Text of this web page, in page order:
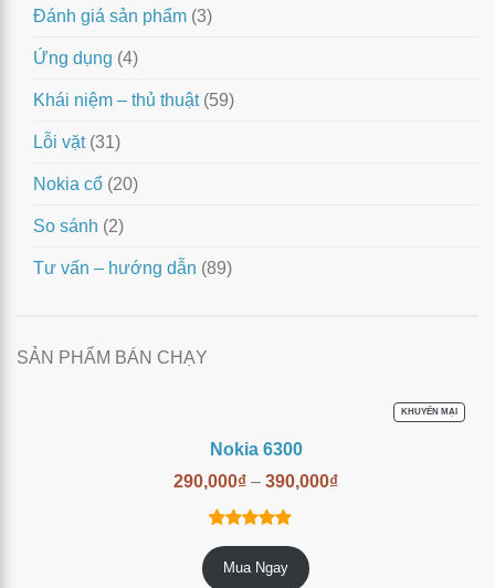
Đánh giá sản phẩm (3)
Ứng dụng (4)
Khái niệm – thủ thuật(59)
Lỗi vặt(31)
Nokia cổ (20)
So sánh (2)
Tư vấn – hướng dẫn (89)
SẢN PHẨM BÁN CHẠY
Nokia 6300
KHUYẾN MẠI SẢN
PHẨM
290,000₫ – 390,000₫
4.86trên
5 dựa trên
14
Mua Ngay